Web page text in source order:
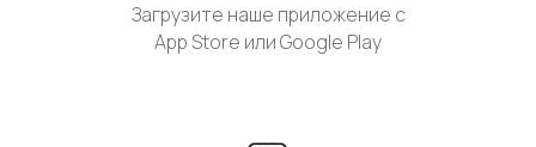
Загрузите наше приложение с
App Store или Google Play